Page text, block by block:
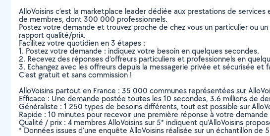
AlloVoisins c’est la marketplace leader dédiée aux prestations de
de membres, dont 300 000 professionnels.
Postez votre demande et trouvez proche de chez vous un particulier ou
rapport qualité/prix.
Facilitez votre quotidien en 3 étapes :
1. Postez votre demande : indiquez votre besoin en quelques secondes.
2. Recevez des réponses d’offreurs particuliers et professionnels en
3. Echangez avec les offreurs depuis la messagerie privée et sécurisée et
C’est gratuit et sans commission !
AlloVoisins partout en France : 35 000 communes représentées sur
Efficace : Une demande postée toutes les 10 secondes, 3.6 millions de
Généraliste : 1 250 types de besoins différents, tout est possible sur
Rapide : 10 minutes pour recevoir une première réponse à votre demande
Qualité / prix : 4 membres AlloVoisins sur 5* indiquent qu’AlloVoisins
* Données issues d’une enquête AlloVoisins réalisée sur un échantillon